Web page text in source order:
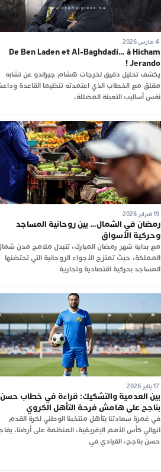
4 مارس 2026
De Ben Laden et Al-Baghdadi… à Hicham
Jerando !
يكشف تحليل دقيق لخرجات هشام جيراندو عن تشابه
مقلق مع الخطاب الذي اعتمدته تنظيما القاعدة
نفس أساليب التعبئة المضللة،
19 فبراير 2026
رمضان في الشمال… بين روحانية المساجد
وحركية الأسواق
مع بداية شهر رمضان المبارك، تتبدل ملامح مدن
المملكة، حيث تمتزج الأجواء الروحانية التي تحتضنها
المساجد بحركية اقتصادية وتجارية
17 يناير 2026
بين العدمية والتشكيك: قراءة في خطاب حسن
بناجح على هامش فرحة التأهل الكروي
في غمرة سعادتنا بتأهل منتخبنا الوطني لكرة القدم
لنهائي كأس الأمم الإفريقية، المنظمة على أرضنا،
حسن بناجح، القيادي في